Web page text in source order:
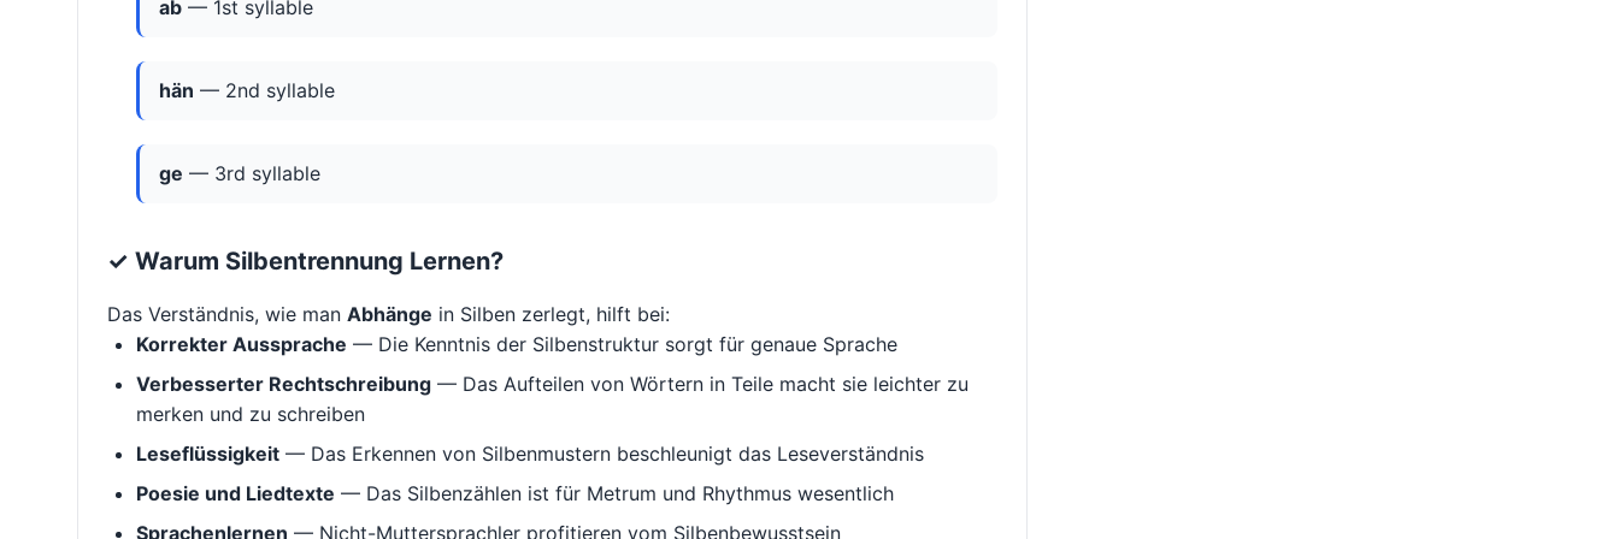
ab — 1st syllable
hän — 2nd syllable
ge — 3rd syllable
✓ Warum Silbentrennung Lernen?
Das Verständnis, wie man Abhänge in Silben zerlegt, hilft bei:
Korrekter Aussprache — Die Kenntnis der Silbenstruktur sorgt für genaue Sprache
Verbesserter Rechtschreibung — Das Aufteilen von Wörtern in Teile macht sie leichter zu
merken und zu schreiben
Leseflüssigkeit — Das Erkennen von Silbenmustern beschleunigt das Leseverständnis
Poesie und Liedtexte — Das Silbenzählen ist für Metrum und Rhythmus wesentlich
Sprachenlernen — Nicht-Muttersprachler profitieren vom Silbenbewusstsein